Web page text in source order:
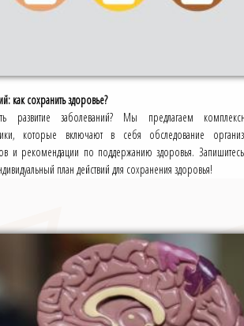
как сохранить здоровье?
развитие заболеваний? Мы предлагаем
которые включают в себя обследование
и рекомендации по поддержанию здоровья.
план действий для сохранения здоровья!